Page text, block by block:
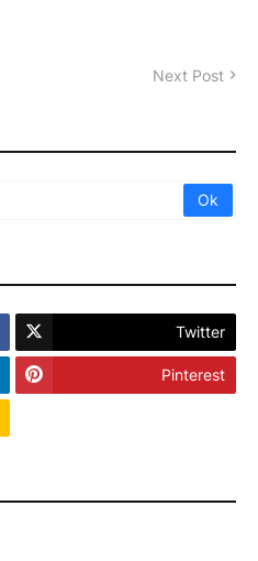
Next Post
Twitter
Pinterest